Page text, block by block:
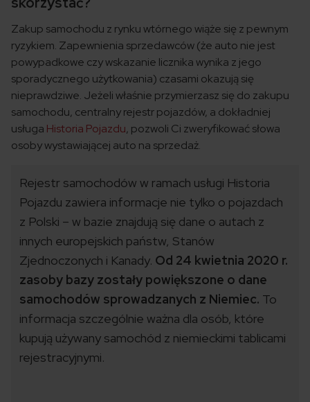
Zakup samochodu z rynku wtórnego wiąże się z pewnym
ryzykiem. Zapewnienia sprzedawców (że auto nie jest
powypadkowe czy wskazanie licznika wynika z jego
sporadycznego użytkowania) czasami okazują się
nieprawdziwe. Jeżeli właśnie przymierzasz się do zakupu
samochodu, centralny rejestr pojazdów, a dokładniej
usługa Historia Pojazdu, pozwoli Ci zweryfikować słowa
osoby wystawiającej auto na sprzedaż.
Rejestr samochodów w ramach usługi Historia
Pojazdu zawiera informacje nie tylko o pojazdach
z Polski – w bazie znajdują się dane o autach z
innych europejskich państw, Stanów
Zjednoczonych i Kanady. Od 24 kwietnia 2020 r.
zasoby bazy zostały powiększone o dane
samochodów sprowadzanych z Niemiec. To
informacja szczególnie ważna dla osób, które
kupują używany samochód z niemieckimi tablicami
rejestracyjnymi.